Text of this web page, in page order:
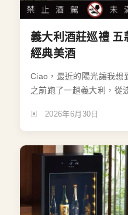
義大利酒莊巡禮
經典美酒
Ciao，最近的陽光讓我想
之前跑了一趟義大利，從
2026年6月30日